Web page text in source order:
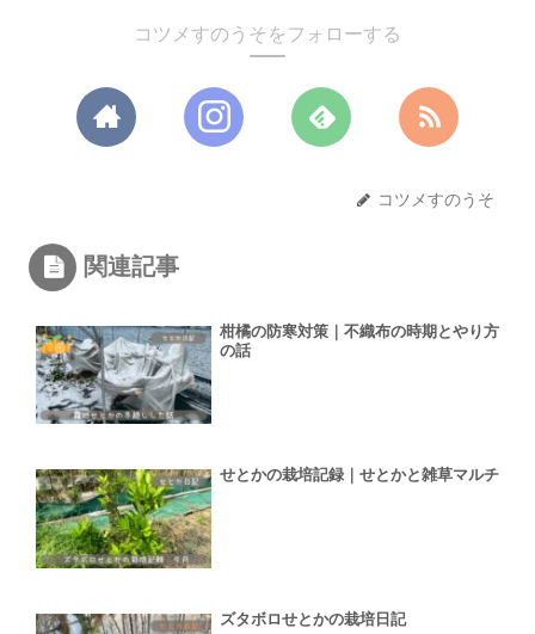
コツメすのうそをフォローする
コツメすのうそ
関連記事
柑橘の防寒対策｜不織布の時期とやり方
の話
せとかの栽培記録｜せとかと雑草マルチ
ズタボロせとかの栽培日記